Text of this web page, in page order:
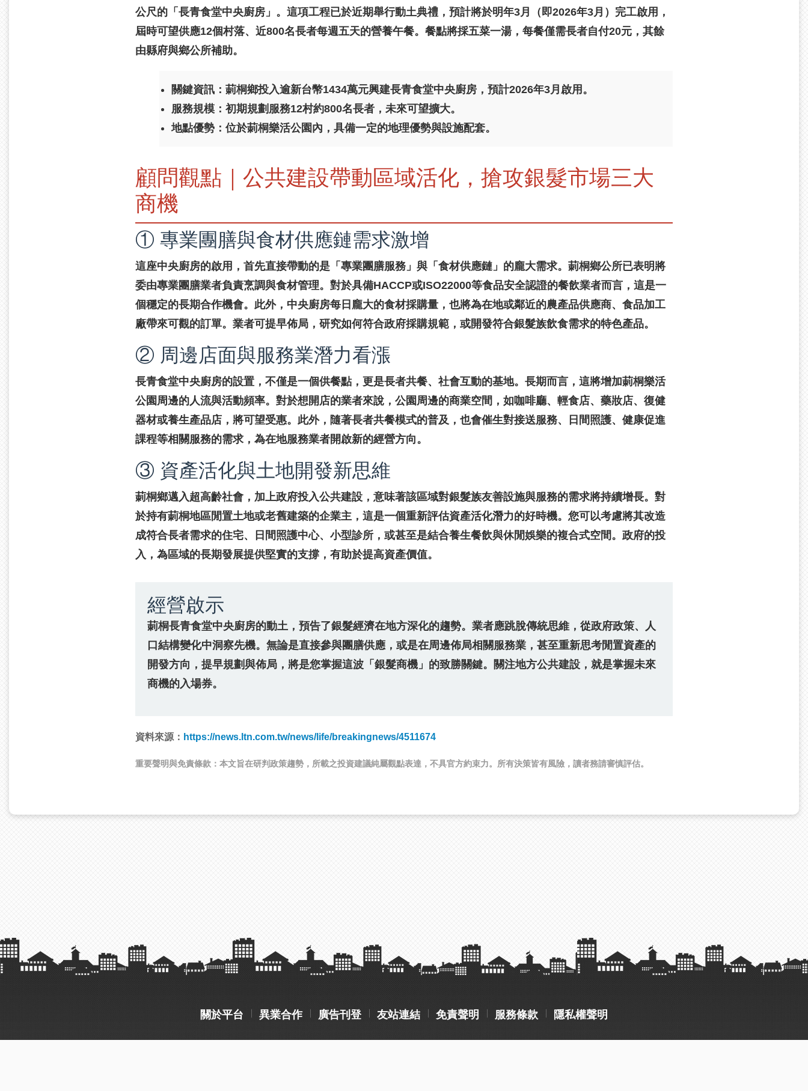
公尺的「長青食堂中央廚房」。這項工程已於近期舉行動土典禮，預計將於明年3月（即2026年3月）完工啟用，
屆時可望供應12個村落、近800名長者每週五天的營養午餐。餐點將採五菜一湯，每餐僅需長者自付20元，其餘
由縣府與鄉公所補助。
關鍵資訊：莿桐鄉投入逾新台幣1434萬元興建長青食堂中央廚房，預計2026年3月啟用。
服務規模：初期規劃服務12村約800名長者，未來可望擴大。
地點優勢：位於莿桐樂活公園內，具備一定的地理優勢與設施配套。
顧問觀點｜公共建設帶動區域活化，搶攻銀髮市場三大
商機
① 專業團膳與食材供應鏈需求激增
這座中央廚房的啟用，首先直接帶動的是「專業團膳服務」與「食材供應鏈」的龐大需求。莿桐鄉公所已表明將
委由專業團膳業者負責烹調與食材管理。對於具備HACCP或ISO22000等食品安全認證的餐飲業者而言，這是一
個穩定的長期合作機會。此外，中央廚房每日龐大的食材採購量，也將為在地或鄰近的農產品供應商、食品加工
廠帶來可觀的訂單。業者可提早佈局，研究如何符合政府採購規範，或開發符合銀髮族飲食需求的特色產品。
② 周邊店面與服務業潛力看漲
長青食堂中央廚房的設置，不僅是一個供餐點，更是長者共餐、社會互動的基地。長期而言，這將增加莿桐樂活
公園周邊的人流與活動頻率。對於想開店的業者來說，公園周邊的商業空間，如咖啡廳、輕食店、藥妝店、復健
器材或養生產品店，將可望受惠。此外，隨著長者共餐模式的普及，也會催生對接送服務、日間照護、健康促進
課程等相關服務的需求，為在地服務業者開啟新的經營方向。
③ 資產活化與土地開發新思維
莿桐鄉邁入超高齡社會，加上政府投入公共建設，意味著該區域對銀髮族友善設施與服務的需求將持續增長。對
於持有莿桐地區閒置土地或老舊建築的企業主，這是一個重新評估資產活化潛力的好時機。您可以考慮將其改造
成符合長者需求的住宅、日間照護中心、小型診所，或甚至是結合養生餐飲與休閒娛樂的複合式空間。政府的投
入，為區域的長期發展提供堅實的支撐，有助於提高資產價值。
經營啟示
莿桐長青食堂中央廚房的動土，預告了銀髮經濟在地方深化的趨勢。業者應跳脫傳統思維，從政府政策、人
口結構變化中洞察先機。無論是直接參與團膳供應，或是在周邊佈局相關服務業，甚至重新思考閒置資產的
開發方向，提早規劃與佈局，將是您掌握這波「銀髮商機」的致勝關鍵。關注地方公共建設，就是掌握未來
商機的入場券。
資料來源： https://news.ltn.com.tw/news/life/breakingnews/4511674
重要聲明與免責條款：本文旨在研判政策趨勢，所載之投資建議純屬觀點表達，不具官方約束力。所有決策皆有風險，讀者務請審慎評估。
關於平台 異業合作 廣告刊登 友站連結 免責聲明 服務條款 隱私權聲明